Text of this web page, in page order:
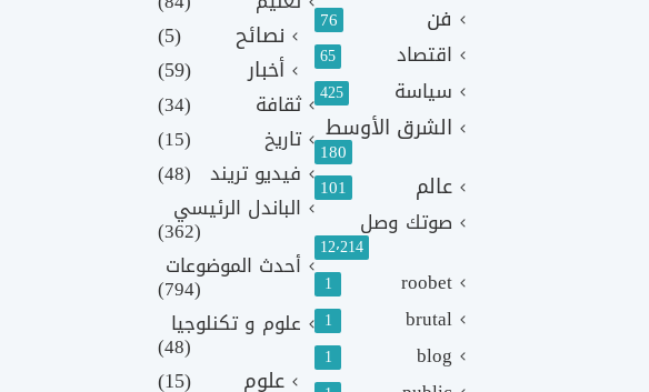
فن 76
اقتصاد 65
سياسة 425
الشرق الأوسط
180
عالم 101
صوتك وصل
12٬214
roobet
1
brutal
1
blog
1
نصائح
(5)
أخبار
(59)
ثقافة
(34)
تاريخ
(15)
فيديو تريند (48)
الباندل الرئيسي
(362)
أحدث الموضوعات
(794)
علوم و تكنلوجيا
(48)
علوم (15)